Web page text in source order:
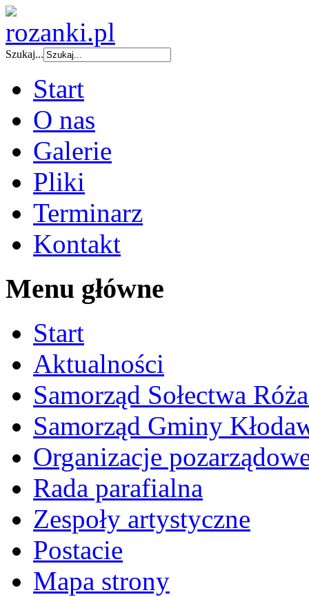
Szukaj...
Start
O nas
Galerie
Pliki
Terminarz
Kontakt
Menu główne
Start
Aktualności
Samorząd Sołectwa
Samorząd Gminy
Organizacje
Rada parafialna
Zespoły artystyczne
Postacie
Mapa strony